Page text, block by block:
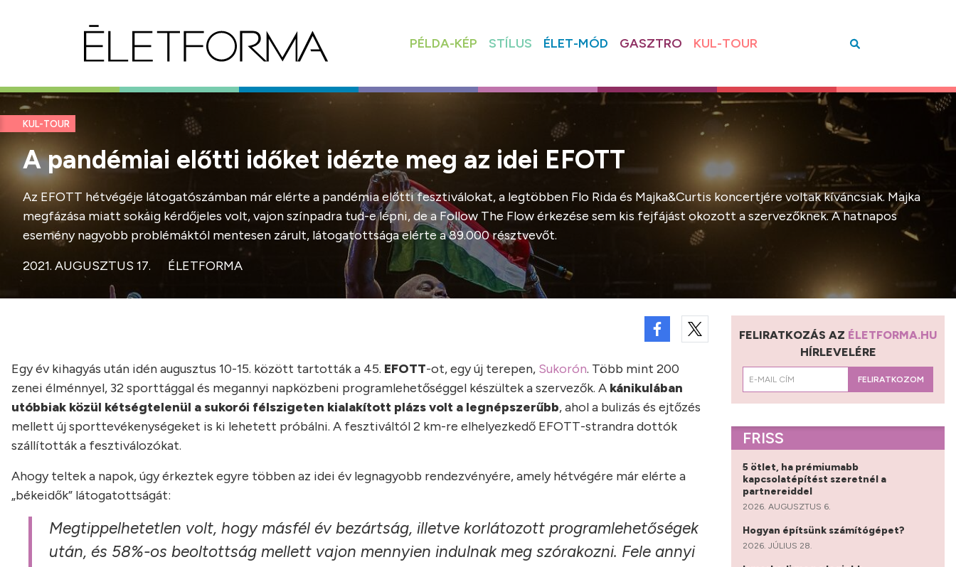
PÉLDA-KÉP STÍLUS ÉLET-MÓD GASZTRO KUL-TOUR
KUL-TOUR
A pandémiai előtti időket idézte meg az idei EFOTT
Az EFOTT hétvégéje látogatószámban már elérte a pandémia előtti fesztiválokat, a legtöbben Flo Rida és Majka&Curtis koncertjére voltak kíváncsiak. Majka
megfázása miatt sokáig kérdőjeles volt, vajon színpadra tud-e lépni, de a Follow The Flow érkezése sem kis fejfájást okozott a szervezőknek. A hatnapos
esemény nagyobb problémáktól mentesen zárult, látogatottsága elérte a 89.000 résztvevőt.
2021. AUGUSZTUS 17.
ÉLETFORMA
Egy év kihagyás után idén augusztus 10-15. között tartották a 45. EFOTT-ot, egy új terepen, Sukorón. Több mint 200
zenei élménnyel, 32 sporttággal és megannyi napközbeni programlehetőséggel készültek a szervezők. A kánikulában
utóbbiak közül kétségtelenül a sukorói félszigeten kialakított plázs volt a legnépszerűbb, ahol a bulizás és ejtőzés
mellett új sporttevékenységeket is ki lehetett próbálni. A fesztiváltól 2 km-re elhelyezkedő EFOTT-strandra dottók
szállították a fesztiválozókat.
Ahogy teltek a napok, úgy érkeztek egyre többen az idei év legnagyobb rendezvényére, amely hétvégére már elérte a
„békeidők” látogatottságát:
Megtippelhetetlen volt, hogy másfél év bezártság, illetve korlátozott programlehetőségek
után, és 58%-os beoltottság mellett vajon mennyien indulnak meg szórakozni. Fele annyi
FELIRATKOZÁS AZ ÉLETFORMA.HU
HÍRLEVELÉRE
FELIRATKOZOM
FRISS
5 ötlet, ha prémiumabb
kapcsolatépítést szeretnél a
partnereiddel
2026. AUGUSZTUS 6.
Hogyan építsünk számítógépet?
2026. JÚLIUS 28.